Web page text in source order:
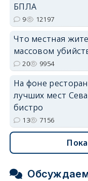
БПЛА
9 12197
Что местная
массовом
20 9954
На фоне
лучших мест
бистро
13 7156